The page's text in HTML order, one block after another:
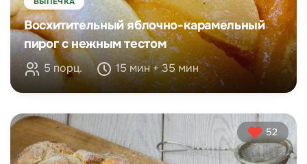
Восхитительный яблочно-карамельный
пирог с нежным тестом
5 порц. 15 мин + 35 мин
52